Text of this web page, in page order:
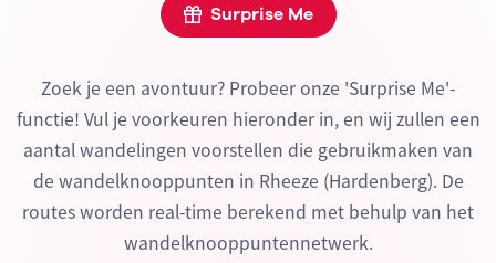
Surprise Me
Zoek je een avontuur? Probeer onze 'Surprise Me'-
functie! Vul je voorkeuren hieronder in, en wij zullen een
aantal wandelingen voorstellen die gebruikmaken van
de wandelknooppunten in Rheeze (Hardenberg). De
routes worden real-time berekend met behulp van het
wandelknooppuntennetwerk.